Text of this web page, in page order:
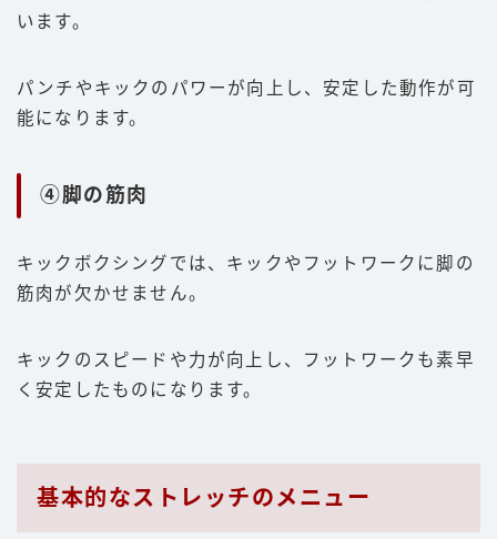
います。
パンチやキックのパワーが向上し、安定した動作が可
能になります。
④脚の筋肉
キックボクシングでは、キックやフットワークに脚の
筋肉が欠かせません。
キックのスピードや力が向上し、フットワークも素早
く安定したものになります。
基本的なストレッチのメニュー